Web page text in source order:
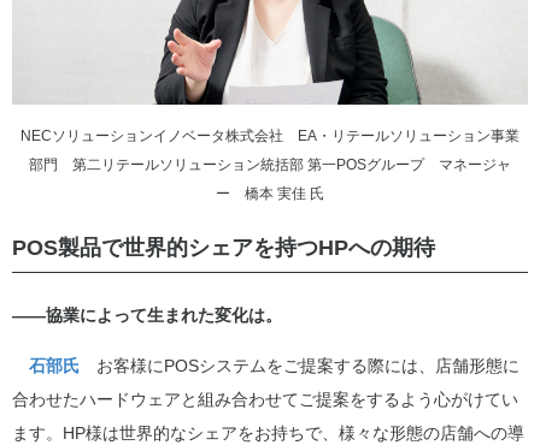
NECソリューションイノベータ株式会社 EA・リテールソリューション事業
部門 第二リテールソリューション統括部 第一POSグループ マネージャ
ー 橋本 実佳 氏
POS製品で世界的シェアを持つHPへの期待
――協業によって生まれた変化は。
石部氏 お客様にPOSシステムをご提案する際には、店舗形態に
合わせたハードウェアと組み合わせてご提案をするよう心がけてい
ます。HP様は世界的なシェアをお持ちで、様々な形態の店舗への導